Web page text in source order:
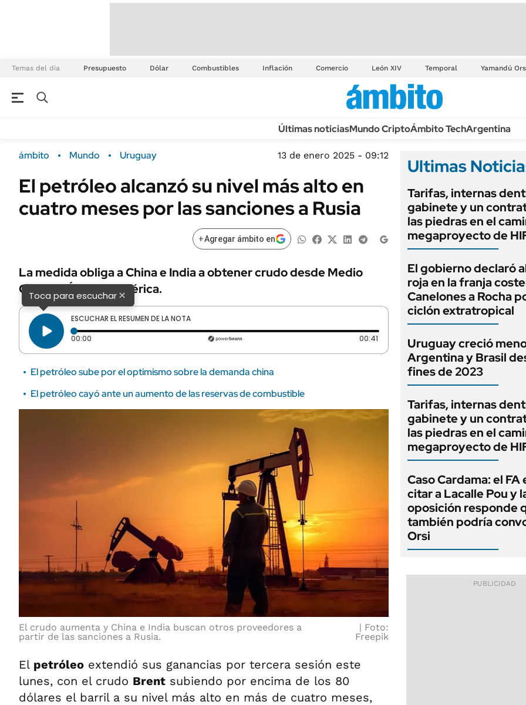
Temas del día Presupuesto Dólar Combustibles Inflación Comercio León XIV Temporal Yamandú
Últimas noticiasMundo CriptoÁmbito TechArgentina
ámbito Mundo Uruguay 13 de enero 2025 - 09:12
El petróleo alcanzó su nivel más alto en
cuatro meses por las sanciones a Rusia
+Agregar ámbito en
La medida obliga a China e India a obtener crudo desde Medio
Oriente, África y América.
Toca para escuchar×
ESCUCHAR EL RESUMEN DE LA NOTA
00:00 Tiempo transcurrido: 0 segundos 00:41 Duración: 41 segundos
El petróleo sube por el optimismo sobre la demanda china
El petróleo cayó ante un aumento de las reservas de combustible
El crudo aumenta y China e India buscan otros proveedores a
partir de las sanciones a Rusia.
Foto:
Freepik
El petróleo extendió sus ganancias por tercera sesión este
lunes, con el crudo Brent subiendo por encima de los 80
dólares el barril a su nivel más alto en más de cuatro meses,
Ultimas
Tarifas, internas
gabinete y un
las piedras en el
megaproyecto de
El gobierno declaró
roja en la franja
Canelones a Rocha
ciclón extratropical
Uruguay creció
Argentina y Brasil
fines de 2023
Tarifas, internas
gabinete y un
las piedras en el
megaproyecto de
Caso Cardama: el FA
citar a Lacalle Pou y
oposición responde
también podría
Orsi